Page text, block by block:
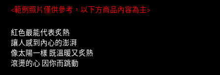
<範例照片僅供參考，以下方商品內容為主>
紅色最能代表炙熱
讓人感到內心的澎湃
像太陽一樣 既溫暖又炙熱
滾燙的心 因你而跳動